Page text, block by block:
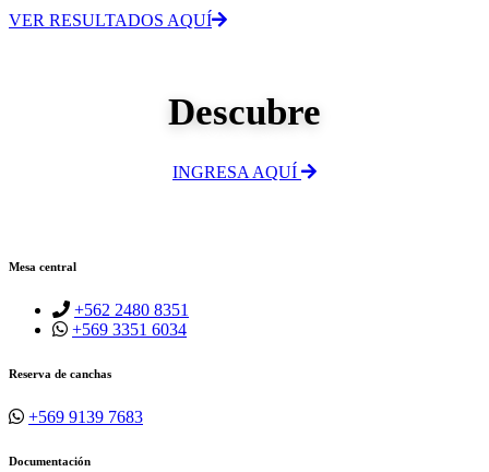
VER RESULTADOS AQUÍ
Descubre
INGRESA AQUÍ
Mesa central
+562 2480 8351
+569 3351 6034
Reserva de canchas
+569 9139 7683
Documentación